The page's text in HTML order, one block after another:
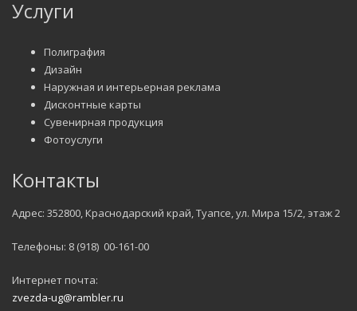
Услуги
Полиграфия
Дизайн
Наружная и интерьерная реклама
Дисконтные карты
Сувенирная продукция
Фотоуслуги
Контакты
Адрес: 352800, Краснодарский край, Туапсе, ул. Мира 15/2, этаж 2
Телефоны: 8 (918) 00-161-00
Интернет почта:
zvezda-ug@rambler.ru